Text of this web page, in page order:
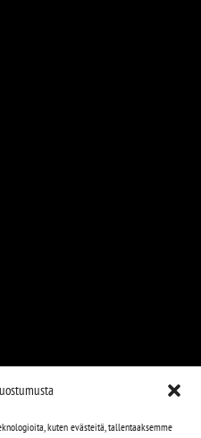
kuten evästeitä, tallentaaksemme